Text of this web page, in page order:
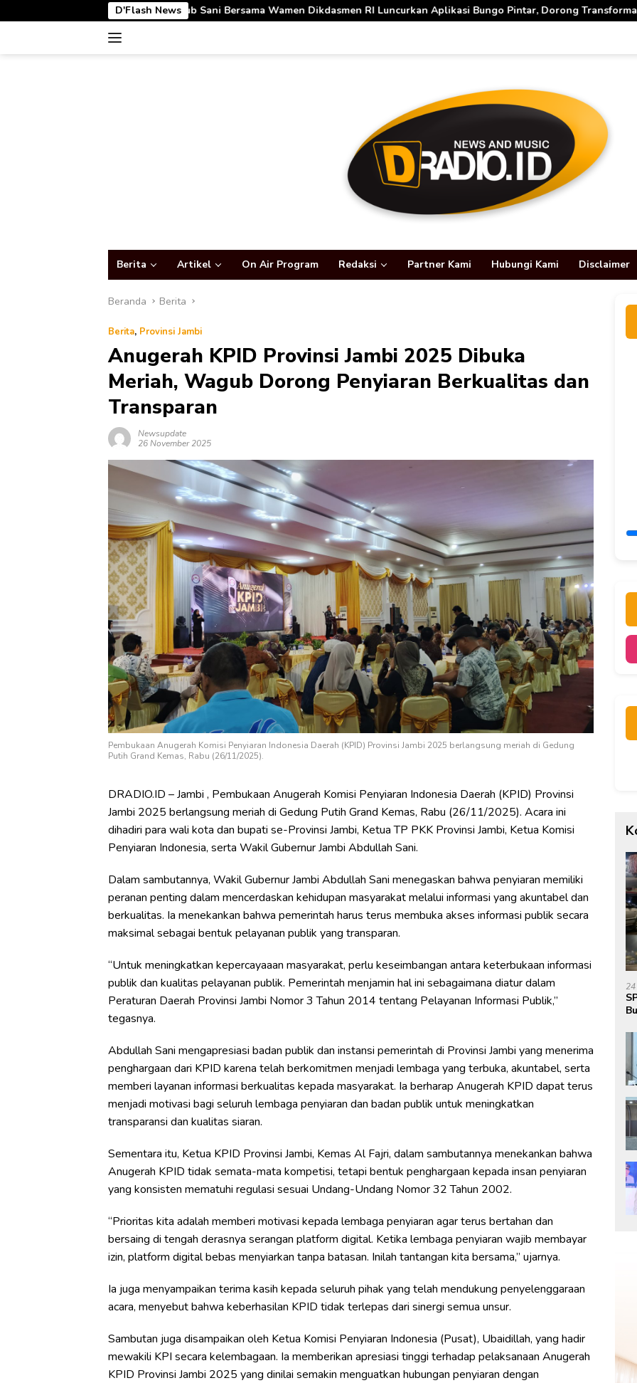
ke
D'Flash News
Wagub Sani Bersama Wamen Dikdasmen RI Luncurkan Aplikasi Bungo Pintar, Dorong Transformasi Digital Pendidikan di
Berita Artikel On Air Program Redaksi Partner Kami Hubungi Kami Disclaimer
Beranda Berita
Berita, Provinsi Jambi
Anugerah KPID Provinsi Jambi 2025 Dibuka
Meriah, Wagub Dorong Penyiaran Berkualitas dan
Transparan
Newsupdate
26 November 2025
Pembukaan Anugerah Komisi Penyiaran Indonesia Daerah (KPID) Provinsi Jambi 2025 berlangsung meriah di Gedung
Putih Grand Kemas, Rabu (26/11/2025).
DRADIO.ID – Jambi , Pembukaan Anugerah Komisi Penyiaran Indonesia Daerah (KPID) Provinsi
Jambi 2025 berlangsung meriah di Gedung Putih Grand Kemas, Rabu (26/11/2025). Acara ini
dihadiri para wali kota dan bupati se-Provinsi Jambi, Ketua TP PKK Provinsi Jambi, Ketua Komisi
Penyiaran Indonesia, serta Wakil Gubernur Jambi Abdullah Sani.
Dalam sambutannya, Wakil Gubernur Jambi Abdullah Sani menegaskan bahwa penyiaran memiliki
peranan penting dalam mencerdaskan kehidupan masyarakat melalui informasi yang akuntabel dan
berkualitas. Ia menekankan bahwa pemerintah harus terus membuka akses informasi publik secara
maksimal sebagai bentuk pelayanan publik yang transparan.
“Untuk meningkatkan kepercayaaan masyarakat, perlu keseimbangan antara keterbukaan informasi
publik dan kualitas pelayanan publik. Pemerintah menjamin hal ini sebagaimana diatur dalam
Peraturan Daerah Provinsi Jambi Nomor 3 Tahun 2014 tentang Pelayanan Informasi Publik,”
tegasnya.
Abdullah Sani mengapresiasi badan publik dan instansi pemerintah di Provinsi Jambi yang menerima
penghargaan dari KPID karena telah berkomitmen menjadi lembaga yang terbuka, akuntabel, serta
memberi layanan informasi berkualitas kepada masyarakat. Ia berharap Anugerah KPID dapat terus
menjadi motivasi bagi seluruh lembaga penyiaran dan badan publik untuk meningkatkan
transparansi dan kualitas siaran.
Sementara itu, Ketua KPID Provinsi Jambi, Kemas Al Fajri, dalam sambutannya menekankan bahwa
Anugerah KPID tidak semata-mata kompetisi, tetapi bentuk penghargaan kepada insan penyiaran
yang konsisten mematuhi regulasi sesuai Undang-Undang Nomor 32 Tahun 2002.
“Prioritas kita adalah memberi motivasi kepada lembaga penyiaran agar terus bertahan dan
bersaing di tengah derasnya serangan platform digital. Ketika lembaga penyiaran wajib membayar
izin, platform digital bebas menyiarkan tanpa batasan. Inilah tantangan kita bersama,” ujarnya.
Ia juga menyampaikan terima kasih kepada seluruh pihak yang telah mendukung penyelenggaraan
acara, menyebut bahwa keberhasilan KPID tidak terlepas dari sinergi semua unsur.
Sambutan juga disampaikan oleh Ketua Komisi Penyiaran Indonesia (Pusat), Ubaidillah, yang hadir
mewakili KPI secara kelembagaan. Ia memberikan apresiasi tinggi terhadap pelaksanaan Anugerah
KPID Provinsi Jambi 2025 yang dinilai semakin menguatkan hubungan penyiaran dengan